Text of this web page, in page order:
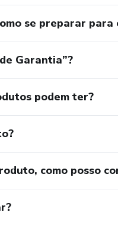
se preparar
Garantia”?
podem ter?
como posso